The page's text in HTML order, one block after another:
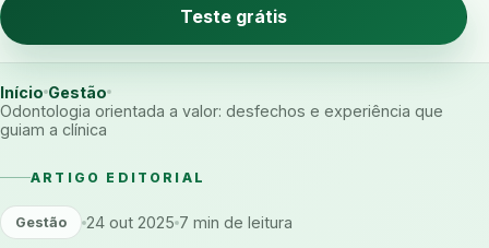
Teste grátis
Início Gestão
Odontologia orientada a valor: desfechos e experiência que
guiam a clínica
ARTIGO EDITORIAL
Gestão 24 out 2025 7 min de leitura